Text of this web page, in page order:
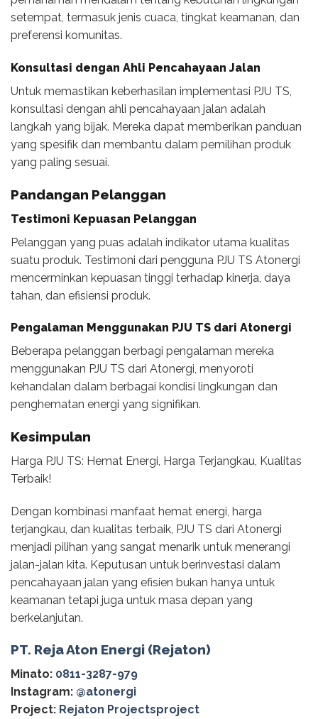
setempat, termasuk jenis cuaca, tingkat keamanan, dan
preferensi komunitas.
Konsultasi dengan Ahli Pencahayaan Jalan
Untuk memastikan keberhasilan implementasi PJU TS,
konsultasi dengan ahli pencahayaan jalan adalah
langkah yang bijak. Mereka dapat memberikan panduan
yang spesifik dan membantu dalam pemilihan produk
yang paling sesuai.
Pandangan Pelanggan
Testimoni Kepuasan Pelanggan
Pelanggan yang puas adalah indikator utama kualitas
suatu produk. Testimoni dari pengguna PJU TS Atonergi
mencerminkan kepuasan tinggi terhadap kinerja, daya
tahan, dan efisiensi produk.
Pengalaman Menggunakan PJU TS dari Atonergi
Beberapa pelanggan berbagi pengalaman mereka
menggunakan PJU TS dari Atonergi, menyoroti
kehandalan dalam berbagai kondisi lingkungan dan
penghematan energi yang signifikan.
Kesimpulan
Harga PJU TS: Hemat Energi, Harga Terjangkau, Kualitas
Terbaik!
Dengan kombinasi manfaat hemat energi, harga
terjangkau, dan kualitas terbaik, PJU TS dari Atonergi
menjadi pilihan yang sangat menarik untuk menerangi
jalan-jalan kita. Keputusan untuk berinvestasi dalam
pencahayaan jalan yang efisien bukan hanya untuk
keamanan tetapi juga untuk masa depan yang
berkelanjutan.
PT. Reja Aton Energi (Rejaton)
Minato: 0811-3287-979
Instagram: @‌atonergi
Project: Rejaton Projectsproject